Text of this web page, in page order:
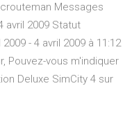
Messages
avril 2009 Statut
- 4 avril 2009 à 11:12
Pouvez-vous m'indiquer
Deluxe SimCity 4 sur